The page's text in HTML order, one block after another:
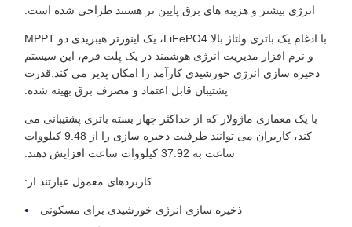
انرژی بیشتر و هزینه های برق پایین تر هستند طراحی شده است.
با ادغام یک باتری ولتاژ بالا LiFePO4، یک اینورتر هیبریدی دو MPPT
و نرم افزار مدیریت انرژی هوشمند در یک پلت فرم، این سیستم
ذخیره سازی انرژی خورشیدی کارآمد را امکان پذیر می کند.قدرت
پشتیبان قابل اعتماد و مصرف برق بهینه شده.
با یک معماری ماژولار که از حداکثر چهار بسته باتری پشتیبانی می
کند، کاربران می توانند ظرفیت ذخیره سازی را از 9.48 کیلووات
ساعت به 37.92 کیلووات ساعت افزایش دهند.
کاربردهای معمول عبارتند از:
ذخیره سازی انرژی خورشیدی برای مسکونی